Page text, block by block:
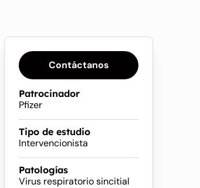
Contáctanos
Patrocinador
Pfizer
Tipo de estudio
Intervencionista
Patologías
Virus respiratorio sincitial